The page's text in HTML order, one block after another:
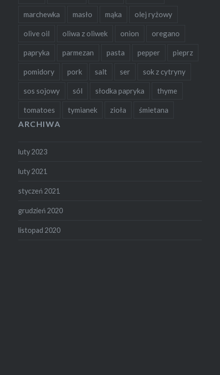
marchewka masło mąka olej ryżowy
olive oil oliwa z oliwek onion oregano
papryka parmezan pasta pepper pieprz
pomidory pork salt ser sok z cytryny
sos sojowy sól słodka papryka thyme
tomatoes tymianek zioła śmietana
ARCHIWA
luty 2023
luty 2021
styczeń 2021
grudzień 2020
listopad 2020